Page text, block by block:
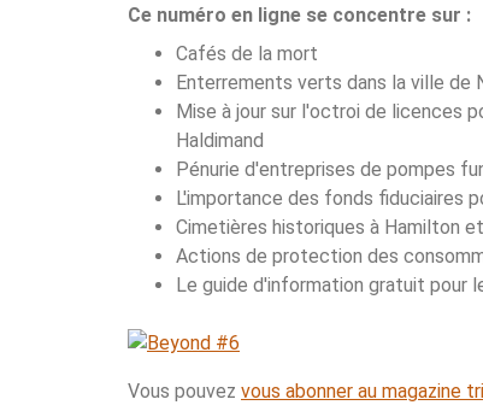
Ce numéro en ligne se concentre sur :
Cafés de la mort
Enterrements verts dans la ville de
Mise à jour sur l'octroi de licences
Haldimand
Pénurie d'entreprises de pompes
L'importance des fonds fiduciaires
Cimetières historiques à Hamilton
Actions de protection des
Le guide d'information gratuit pour
Vous pouvez vous abonner au magazine